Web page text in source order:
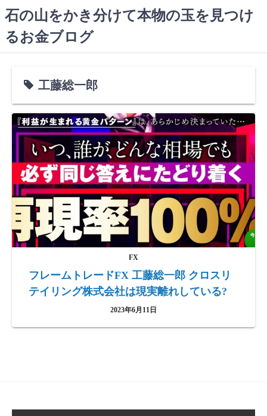
コ
ン
テ
石の山をかき分けて本物の玉を見つけ
るお金ブログ
工藤総一郎
FX
フレームトレードFX 工藤総一郎 クロスリ
テイリング株式会社は現実離れしている?
2023年6月11日